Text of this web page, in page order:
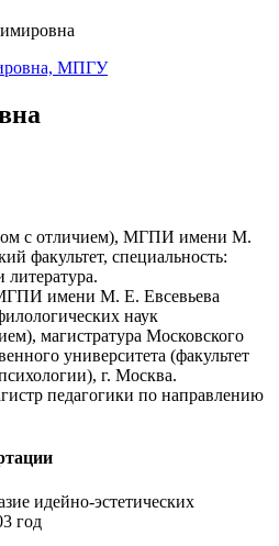
с отличием), МГПИ имени М.
факультет, специальность:
имени М. Е. Евсевьева
наук
магистратура Московского
университета (факультет
г. Москва.
педагогики по направлению
идейно-эстетических
год